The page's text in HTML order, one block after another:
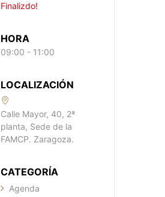
Finalizdo!
HORA
09:00 - 11:00
LOCALIZACIÓN
Calle Mayor, 40, 2ª
planta, Sede de la
FAMCP. Zaragoza.
CATEGORÍA
Agenda